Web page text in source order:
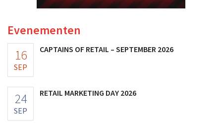
Evenementen
16
SEP
CAPTAINS OF RETAIL – SEPTEMBER 2026
24
SEP
RETAIL MARKETING DAY 2026